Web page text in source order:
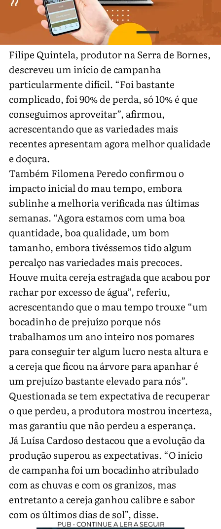
Filipe Quintela, produtor na Serra de Bornes,
descreveu um início de campanha
particularmente difícil. “Foi bastante
complicado, foi 90% de perda, só 10% é que
conseguimos aproveitar”, afirmou,
acrescentando que as variedades mais
recentes apresentam agora melhor qualidade
e doçura.
Também Filomena Peredo confirmou o
impacto inicial do mau tempo, embora
sublinhe a melhoria verificada nas últimas
semanas. “Agora estamos com uma boa
quantidade, boa qualidade, um bom
tamanho, embora tivéssemos tido algum
percalço nas variedades mais precoces.
Houve muita cereja estragada que acabou por
rachar por excesso de água”, referiu,
acrescentando que o mau tempo trouxe “um
bocadinho de prejuízo porque nós
trabalhamos um ano inteiro nos pomares
para conseguir ter algum lucro nesta altura e
a cereja que ficou na árvore para apanhar é
um prejuízo bastante elevado para nós”.
Questionada se tem expectativa de recuperar
o que perdeu, a produtora mostrou incerteza,
mas garantiu que não perdeu a esperança.
Já Luísa Cardoso destacou que a evolução da
produção superou as expectativas. “O início
de campanha foi um bocadinho atribulado
com as chuvas e com os granizos, mas
entretanto a cereja ganhou calibre e sabor
com os últimos dias de sol”, disse.
PUB • CONTINUE A LER A SEGUIR